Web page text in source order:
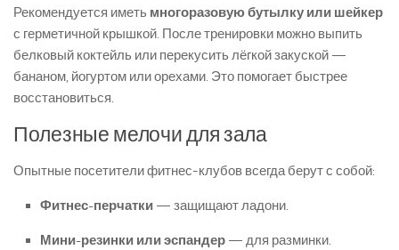
Рекомендуется иметь многоразовую бутылку или шейкер
с герметичной крышкой. После тренировки можно выпить
белковый коктейль или перекусить лёгкой закуской —
бананом, йогуртом или орехами. Это помогает быстрее
восстановиться.
Полезные мелочи для зала
Опытные посетители фитнес-клубов всегда берут с собой:
Фитнес-перчатки — защищают ладони.
Мини-резинки или эспандер — для разминки.